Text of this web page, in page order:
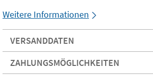
Weitere Informationen
VERSANDDATEN
ZAHLUNGSMÖGLICHKEITEN